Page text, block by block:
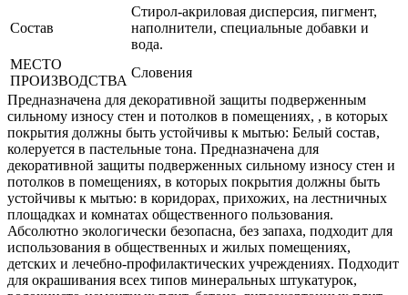
Состав
Стирол-акриловая дисперсия, пигмент,
наполнители, специальные добавки и
вода.
МЕСТО
ПРОИЗВОДСТВА
Словения
Предназначена для декоративной защиты подверженным
сильному износу стен и потолков в помещениях, , в которых
покрытия должны быть устойчивы к мытью: Белый состав,
колеруется в пастельные тона. Предназначена для
декоративной защиты подверженных сильному износу стен и
потолков в помещениях, в которых покрытия должны быть
устойчивы к мытью: в коридорах, прихожих, на лестничных
площадках и комнатах общественного пользования.
Абсолютно экологически безопасна, без запаха, подходит для
использования в общественных и жилых помещениях,
детских и лечебно-профилактических учреждениях. Подходит
для окрашивания всех типов минеральных штукатурок,